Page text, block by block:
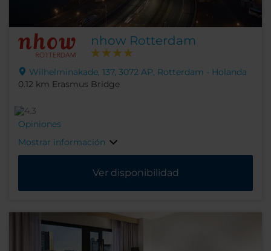
nhow Rotterdam
Wilhelminakade, 137, 3072 AP, Rotterdam - Holanda
0.12 km Erasmus Bridge
Opiniones
Mostrar información
Ver disponibilidad